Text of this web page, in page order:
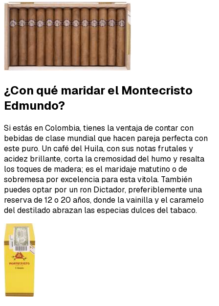
¿Con qué maridar el Montecristo
Edmundo?
Si estás en Colombia, tienes la ventaja de contar con
bebidas de clase mundial que hacen pareja perfecta con
este puro. Un café del Huila, con sus notas frutales y
acidez brillante, corta la cremosidad del humo y resalta
los toques de madera; es el maridaje matutino o de
sobremesa por excelencia para esta vitola. También
puedes optar por un ron Dictador, preferiblemente una
reserva de 12 o 20 años, donde la vainilla y el caramelo
del destilado abrazan las especias dulces del tabaco.